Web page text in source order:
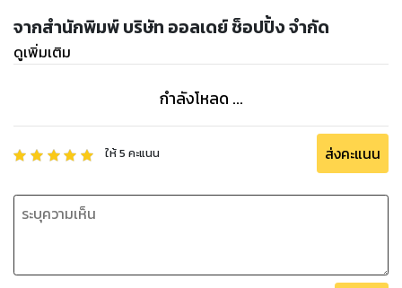
จากสำนักพิมพ์ บริษัท ออลเดย์ ช็อปปิ้ง จำกัด
ดูเพิ่มเติม
กำลังโหลด ...
ให้5 คะแนน ส่งคะแนน